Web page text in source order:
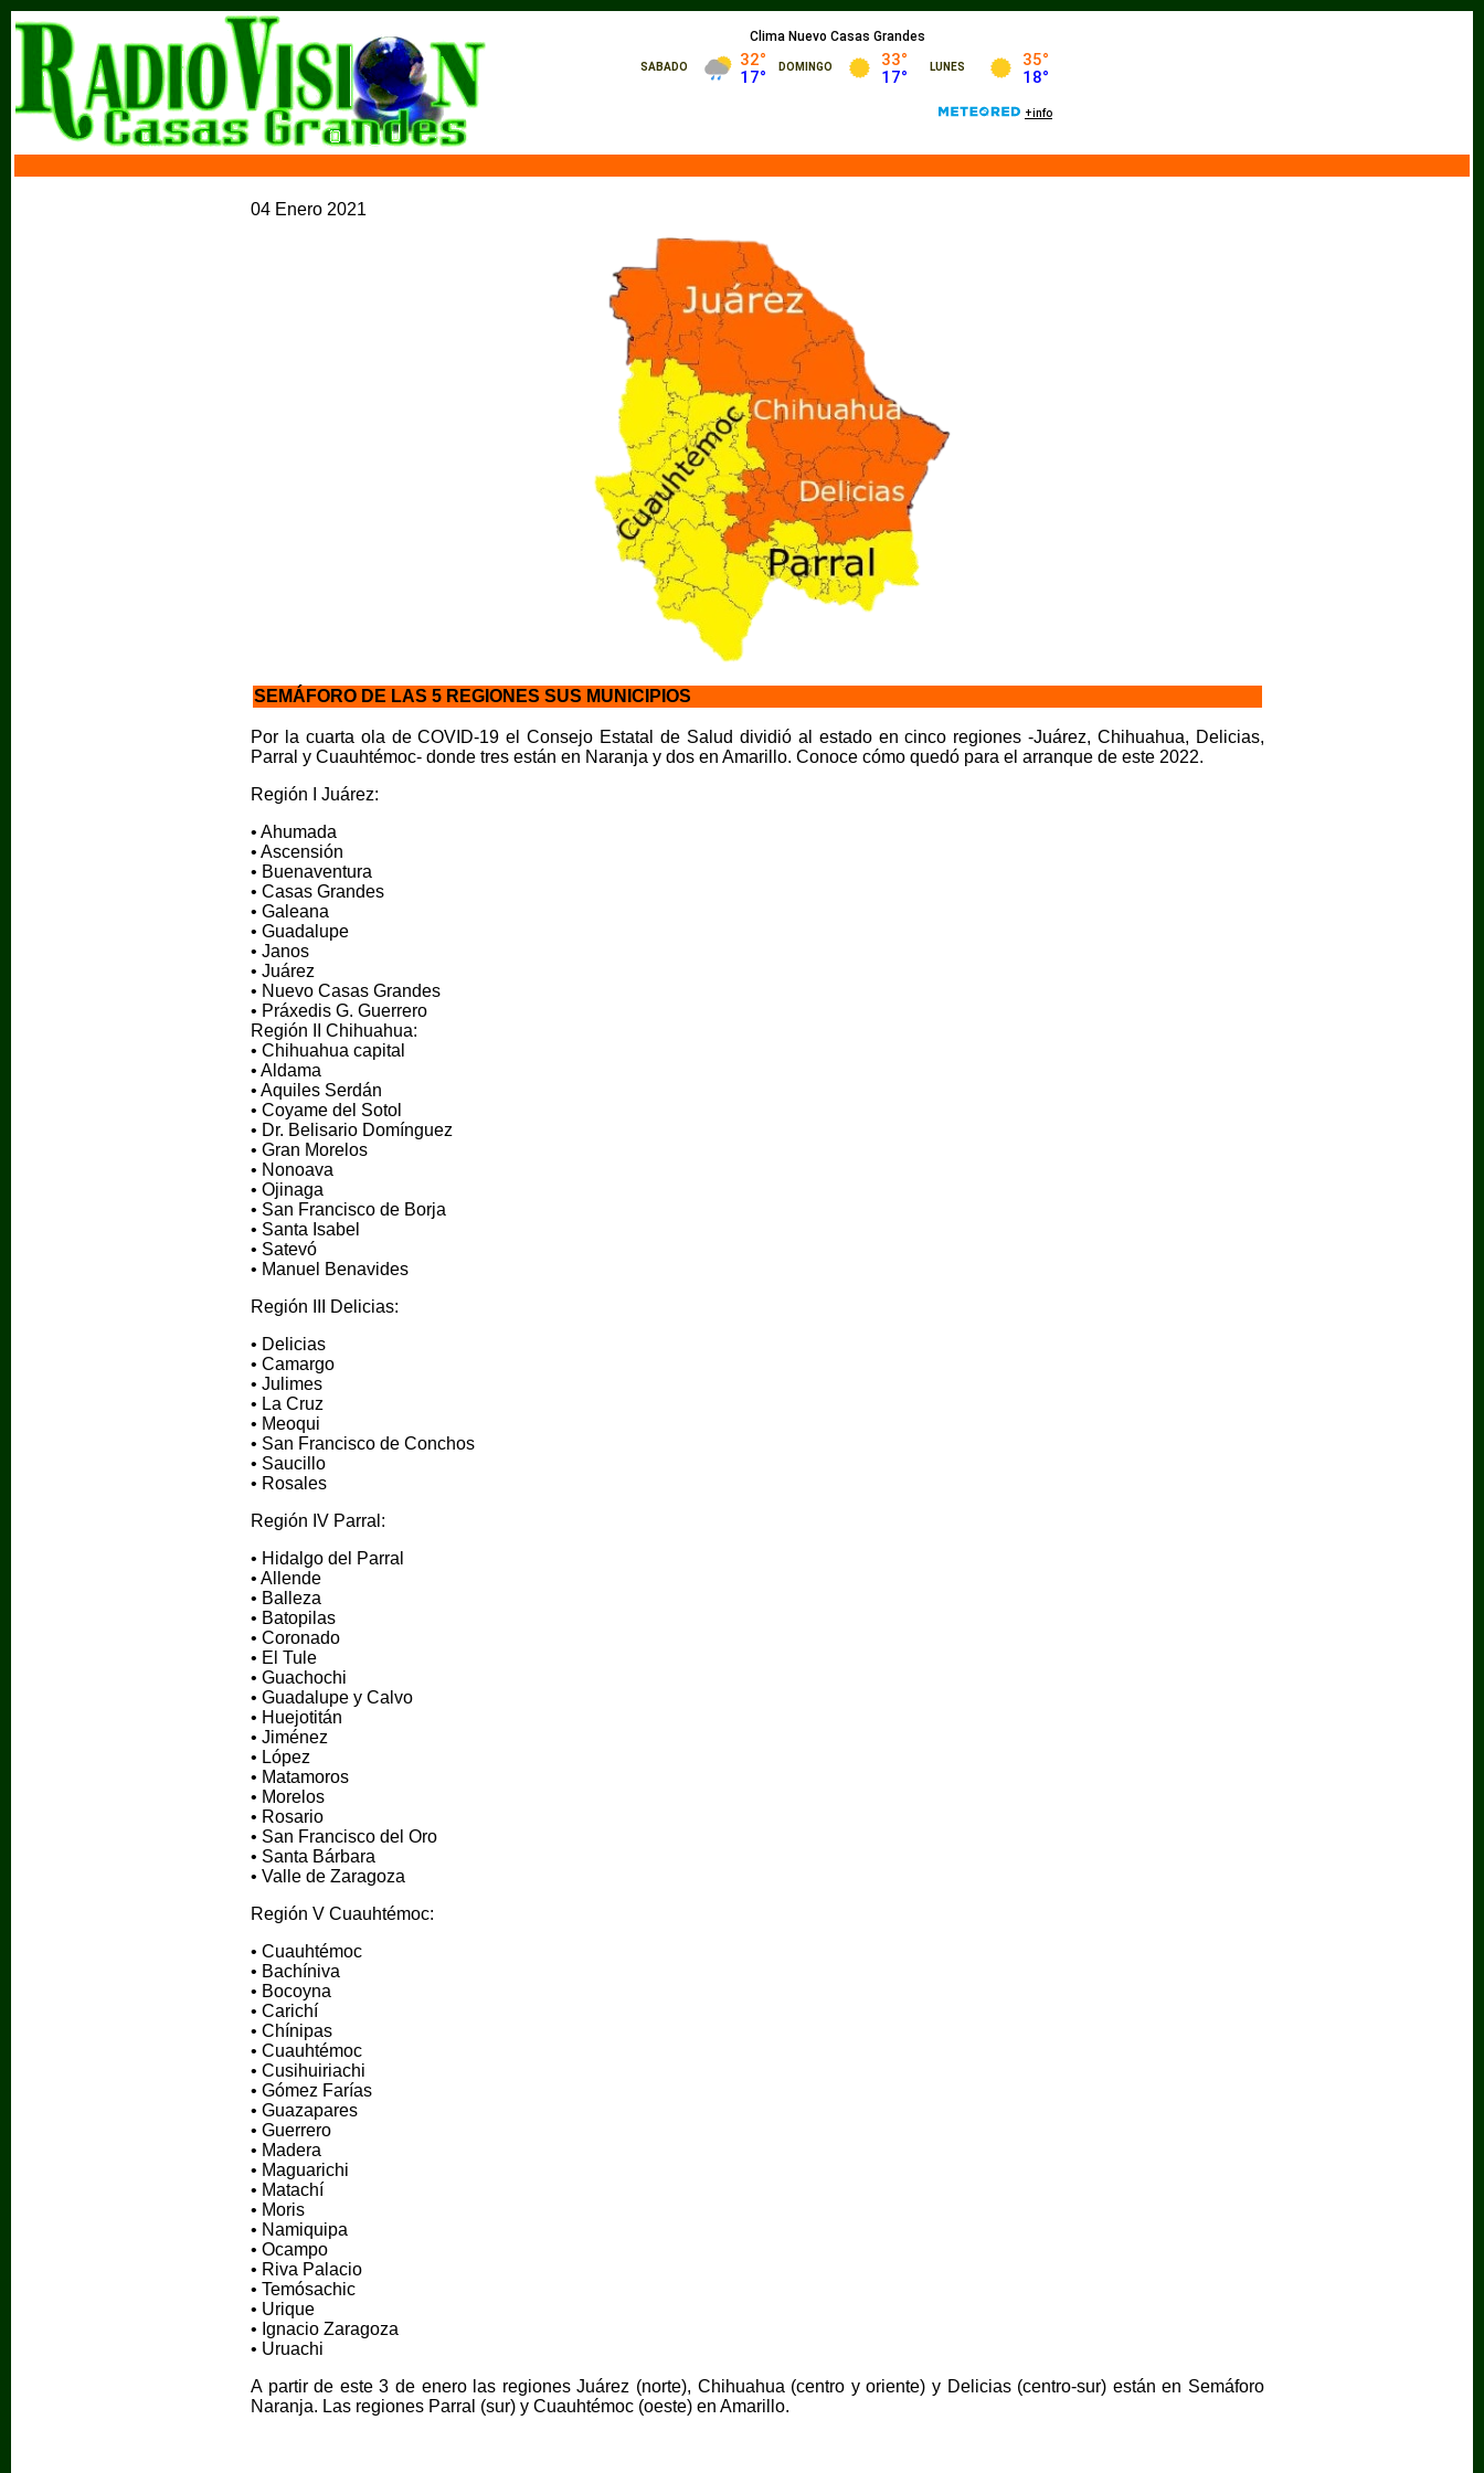
04 Enero 2021
SEMÁFORO DE LAS 5 REGIONES SUS MUNICIPIOS
Por la cuarta ola de COVID-19 el Consejo Estatal de Salud dividió al estado en cinco regiones -Juárez, Chihuahua, Delicias,
Parral y Cuauhtémoc- donde tres están en Naranja y dos en Amarillo. Conoce cómo quedó para el arranque de este 2022.
Región I Juárez:
• Ahumada
• Ascensión
• Buenaventura
• Casas Grandes
• Galeana
• Guadalupe
• Janos
• Juárez
• Nuevo Casas Grandes
• Práxedis G. Guerrero
Región II Chihuahua:
• Chihuahua capital
• Aldama
• Aquiles Serdán
• Coyame del Sotol
• Dr. Belisario Domínguez
• Gran Morelos
• Nonoava
• Ojinaga
• San Francisco de Borja
• Santa Isabel
• Satevó
• Manuel Benavides
Región III Delicias:
• Delicias
• Camargo
• Julimes
• La Cruz
• Meoqui
• San Francisco de Conchos
• Saucillo
• Rosales
Región IV Parral:
• Hidalgo del Parral
• Allende
• Balleza
• Batopilas
• Coronado
• El Tule
• Guachochi
• Guadalupe y Calvo
• Huejotitán
• Jiménez
• López
• Matamoros
• Morelos
• Rosario
• San Francisco del Oro
• Santa Bárbara
• Valle de Zaragoza
Región V Cuauhtémoc:
• Cuauhtémoc
• Bachíniva
• Bocoyna
• Carichí
• Chínipas
• Cuauhtémoc
• Cusihuiriachi
• Gómez Farías
• Guazapares
• Guerrero
• Madera
• Maguarichi
• Matachí
• Moris
• Namiquipa
• Ocampo
• Riva Palacio
• Temósachic
• Urique
• Ignacio Zaragoza
• Uruachi
A partir de este 3 de enero las regiones Juárez (norte), Chihuahua (centro y oriente) y Delicias (centro-sur) están en Semáforo
Naranja. Las regiones Parral (sur) y Cuauhtémoc (oeste) en Amarillo.